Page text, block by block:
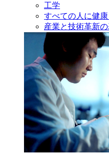
工学
すべての人に健
産業と技術革新